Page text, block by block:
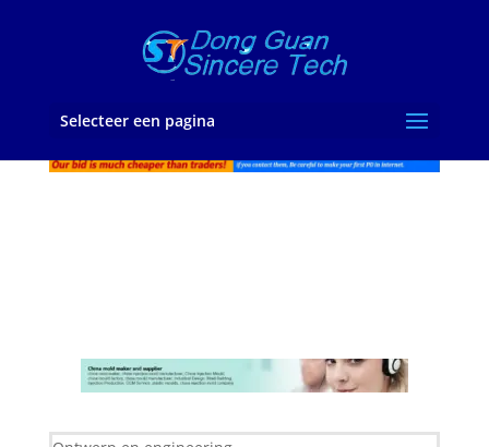
Selecteer een pagina